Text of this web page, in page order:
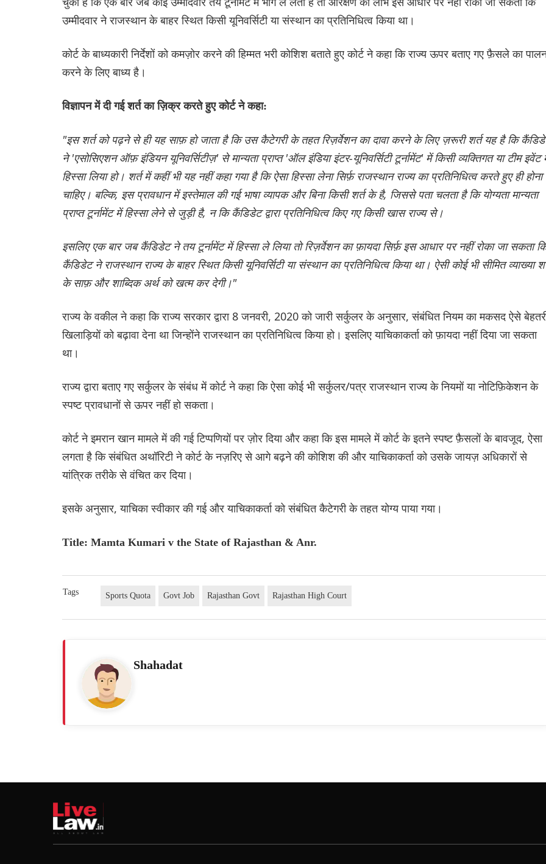
उम्मीदवार ने राजस्थान के बाहर स्थित किसी यूनिवर्सिटी या संस्थान का प्रतिनिधित्व किया था।
कोर्ट के बाध्यकारी निर्देशों को कमज़ोर करने की हिम्मत भरी कोशिश बताते हुए कोर्ट ने कहा कि राज्य ऊपर बताए गए फ़ैसले का
करने के लिए बाध्य है।
विज्ञापन में दी गई शर्त का ज़िक्र करते हुए कोर्ट ने कहा:
"इस शर्त को पढ़ने से ही यह साफ़ हो जाता है कि उस कैटेगरी के तहत रिज़र्वेशन का दावा करने के लिए ज़रूरी शर्त यह है कि
ने 'एसोसिएशन ऑफ़ इंडियन यूनिवर्सिटीज़' से मान्यता प्राप्त 'ऑल इंडिया इंटर-यूनिवर्सिटी टूर्नामेंट' में किसी व्यक्तिगत या टीम इवेंट
हिस्सा लिया हो। शर्त में कहीं भी यह नहीं कहा गया है कि ऐसा हिस्सा लेना सिर्फ़ राजस्थान राज्य का प्रतिनिधित्व करते हुए ही होना
चाहिए। बल्कि, इस प्रावधान में इस्तेमाल की गई भाषा व्यापक और बिना किसी शर्त के है, जिससे पता चलता है कि योग्यता मान्यता
प्राप्त टूर्नामेंट में हिस्सा लेने से जुड़ी है, न कि कैंडिडेट द्वारा प्रतिनिधित्व किए गए किसी खास राज्य से।
इसलिए एक बार जब कैंडिडेट ने तय टूर्नामेंट में हिस्सा ले लिया तो रिज़र्वेशन का फ़ायदा सिर्फ़ इस आधार पर नहीं रोका जा सकता
कैंडिडेट ने राजस्थान राज्य के बाहर स्थित किसी यूनिवर्सिटी या संस्थान का प्रतिनिधित्व किया था। ऐसी कोई भी सीमित व्याख्या
के साफ़ और शाब्दिक अर्थ को खत्म कर देगी।"
राज्य के वकील ने कहा कि राज्य सरकार द्वारा 8 जनवरी, 2020 को जारी सर्कुलर के अनुसार, संबंधित नियम का मकसद ऐसे
खिलाड़ियों को बढ़ावा देना था जिन्होंने राजस्थान का प्रतिनिधित्व किया हो। इसलिए याचिकाकर्ता को फ़ायदा नहीं दिया जा सकता
था।
राज्य द्वारा बताए गए सर्कुलर के संबंध में कोर्ट ने कहा कि ऐसा कोई भी सर्कुलर/पत्र राजस्थान राज्य के नियमों या नोटिफ़िकेशन के
स्पष्ट प्रावधानों से ऊपर नहीं हो सकता।
कोर्ट ने इमरान खान मामले में की गई टिप्पणियों पर ज़ोर दिया और कहा कि इस मामले में कोर्ट के इतने स्पष्ट फ़ैसलों के बावजूद, ऐसा
लगता है कि संबंधित अथॉरिटी ने कोर्ट के नज़रिए से आगे बढ़ने की कोशिश की और याचिकाकर्ता को उसके जायज़ अधिकारों से
यांत्रिक तरीके से वंचित कर दिया।
इसके अनुसार, याचिका स्वीकार की गई और याचिकाकर्ता को संबंधित कैटेगरी के तहत योग्य पाया गया।
Title: Mamta Kumari v the State of Rajasthan & Anr.
Tags Sports Quota Govt Job Rajasthan Govt Rajasthan High Court
Shahadat